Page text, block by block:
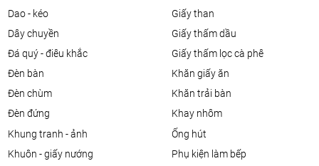
dao - kéo
dây chuyền
đá quý - điêu khắc
đèn bàn
đèn chùm
đèn đứng
giấy than
giấy thấm dầu
giấy thấm lọc cà phê
khăn giấy ăn
khăn trải bàn
khay nhôm
khung tranh - ảnh
khuôn - giấy nướng
ống hút
phụ kiện làm bếp